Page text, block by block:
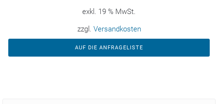
exkl. 19 % MwSt.
zzgl. Versandkosten
AUF DIE ANFRAGELISTE